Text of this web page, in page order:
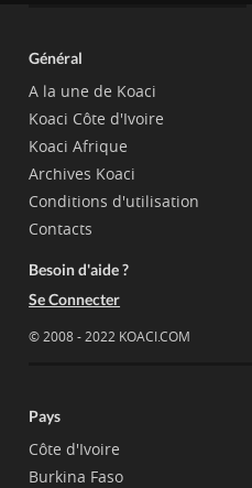
Général
A la une de Koaci
Koaci Côte d'Ivoire
Koaci Afrique
Archives Koaci
Conditions d'utilisation
Contacts
Besoin d'aide ?
Se Connecter
© 2008 - 2022 KOACI.COM
Pays
Côte d'Ivoire
Burkina Faso